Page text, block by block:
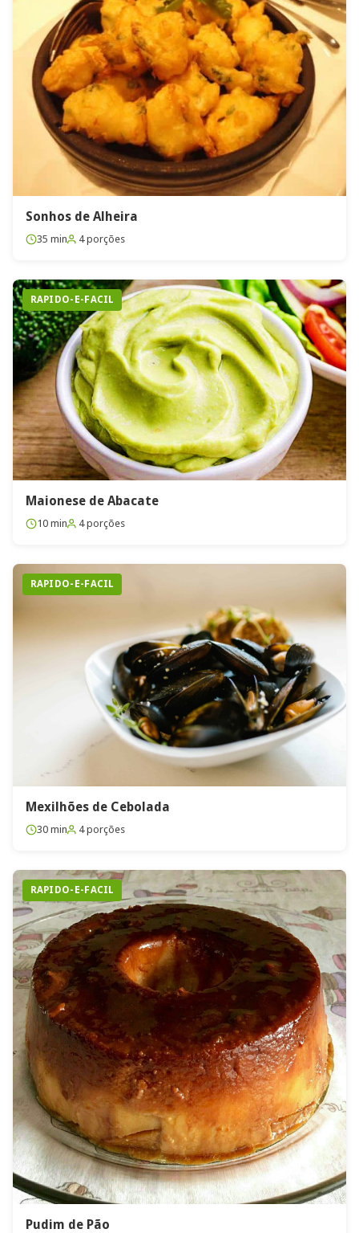
Sonhos de Alheira
35 min 4 porções
RAPIDO-E-FACIL
Maionese de Abacate
10 min 4 porções
RAPIDO-E-FACIL
Mexilhões de Cebolada
30 min 4 porções
RAPIDO-E-FACIL
Pudim de Pão